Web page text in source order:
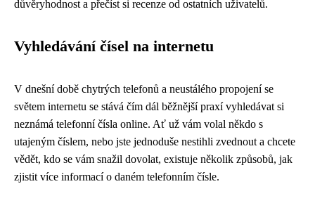
důvěryhodnost a přečíst si recenze od ostatních uživatelů.
Vyhledávání čísel na internetu
V dnešní době chytrých telefonů a neustálého propojení se
světem internetu se stává čím dál běžnější praxí vyhledávat si
neznámá telefonní čísla online. Ať už vám volal někdo s
utajeným číslem, nebo jste jednoduše nestihli zvednout a chcete
vědět, kdo se vám snažil dovolat, existuje několik způsobů, jak
zjistit více informací o daném telefonním čísle.